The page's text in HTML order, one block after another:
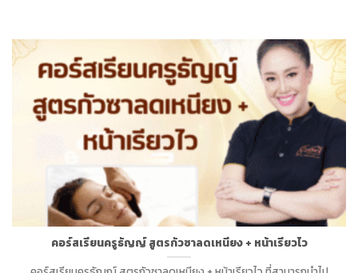
คอร์สเรียนครูธัญญ์ สูตรกัวซาลดเหนียง + หน้าเรียวไว